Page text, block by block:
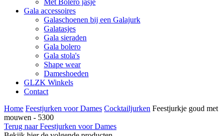
Met Bolero jasje
Gala accessoires
Galaschoenen bij een Galajurk
Galatasjes
Gala sieraden
Gala bolero
Gala stola's
Shape wear
Dameshoeden
GLZK Winkels
Contact
Home Feestjurken voor Dames Cocktailjurken Feestjurkje goud met
mouwen - 5300
Terug naar Feestjurken voor Dames